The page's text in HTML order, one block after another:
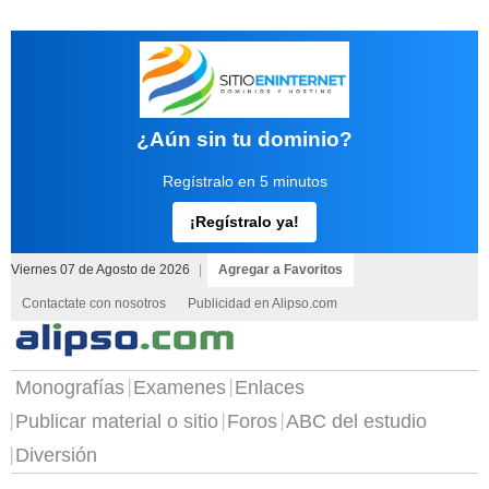
¿Aún sin tu dominio?
Regístralo en 5 minutos
¡Regístralo ya!
Viernes 07 de Agosto de 2026 Agregar a Favoritos
Contactate con nosotros Publicidad en Alipso.com
Monografías Examenes Enlaces
Publicar material o sitio Foros ABC del estudio
Diversión